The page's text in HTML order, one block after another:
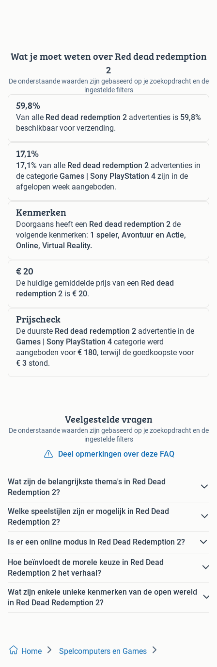
Wat je moet weten over Red dead redemption
2
De onderstaande waarden zijn gebaseerd op je zoekopdracht en de
ingestelde filters
59,8%
Van alle Red dead redemption 2 advertenties is 59,8%
beschikbaar voor verzending.
17,1%
17,1% van alle Red dead redemption 2 advertenties in
de categorie Games | Sony PlayStation 4 zijn in de
afgelopen week aangeboden.
Kenmerken
Doorgaans heeft een Red dead redemption 2 de
volgende kenmerken: 1 speler, Avontuur en Actie,
Online, Virtual Reality.
€ 20
De huidige gemiddelde prijs van een Red dead
redemption 2 is € 20.
Prijscheck
De duurste Red dead redemption 2 advertentie in de
Games | Sony PlayStation 4 categorie werd
aangeboden voor€ 180, terwijl de goedkoopste voor
€ 3 stond.
Veelgestelde vragen
De onderstaande waarden zijn gebaseerd op je zoekopdracht en de
ingestelde filters
Deel opmerkingen over deze FAQ
Wat zijn de belangrijkste thema's in Red Dead
Redemption 2?
Welke speelstijlen zijn er mogelijk in Red Dead
Redemption 2?
Is er een online modus in Red Dead Redemption 2?
Hoe beïnvloedt de morele keuze in Red Dead
Redemption 2 het verhaal?
Wat zijn enkele unieke kenmerken van de open wereld
in Red Dead Redemption 2?
Home Spelcomputers en Games